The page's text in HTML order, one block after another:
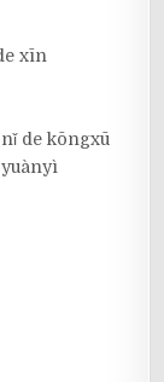
xīn
de kōngxū